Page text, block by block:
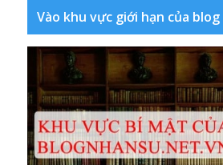
Vào khu vực giới hạn của blog